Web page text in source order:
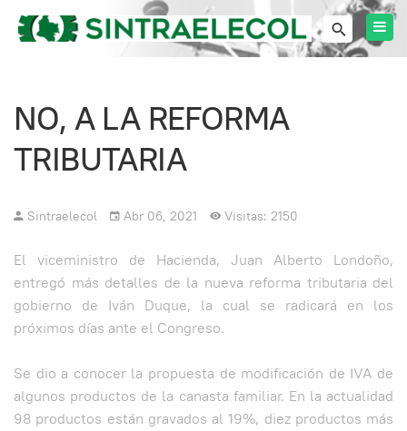
NO, A LA REFORMA
TRIBUTARIA
Sintraelecol Abr 06, 2021 Visitas: 2150
El viceministro de Hacienda, Juan Alberto Londoño,
entregó más detalles de la nueva reforma tributaria del
gobierno de Iván Duque, la cual se radicará en los
próximos días ante el Congreso.
Se dio a conocer la propuesta de modificación de IVA de
algunos productos de la canasta familiar. En la actualidad
98 productos están gravados al 19%, diez productos más